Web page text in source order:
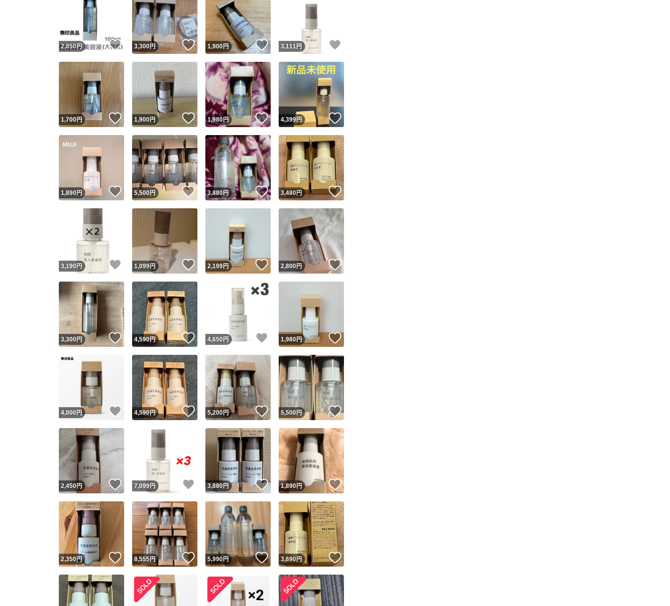
※このバッジは実績に基づく表示であり、発送を保証しているものではありません
スピード＆安心発送
スピード発送 このユーザーは高頻度で24時間以内に発送しています
安心発送 このユーザーは設定した発送日数内に発送しています
2,850円 いいね！
3,300円 いいね！
1,900円 いいね！
3,111円
1,700円 いいね！
1,900円 いいね！
1,980円 いいね！
4,399円 いいね！
1,890円 いいね！
5,500円 いいね！
3,880円 いいね！
3,480円 いいね！
3,190 円 いいね！
1,099円 いいね！
2,199円 いいね！
2,800円
3,300円 いいね！
4,590円 いいね！
4,650 円 いいね！
1,980円
4,000 円 いいね！
4,590円 いいね！
5,200円 いいね！
5,500円 いいね！
2,450円 いいね！
7,099円 いいね！
3,880円 いいね！
1,890円 いいね！
2,350円 いいね！
8,555円 いいね！
5,990円 いいね！
3,690円 いいね！